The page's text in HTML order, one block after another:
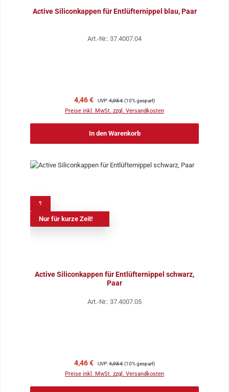
Active Siliconkappen für Entlüfternippel blau, Paar
Art.-Nr.: 37.4007.04
Verkaufspreis:
4,46 € Regulärer Preis:
UVP:4,95 €(10% gespart)
Preise inkl. MwSt. zzgl. Versandkosten
In den Warenkorb
Nur für kurze Zeit!
Active Siliconkappen für Entlüfternippel schwarz,
Paar
Art.-Nr.: 37.4007.05
Verkaufspreis:
4,46 € Regulärer Preis:
UVP:4,95 €(10% gespart)
Preise inkl. MwSt. zzgl. Versandkosten